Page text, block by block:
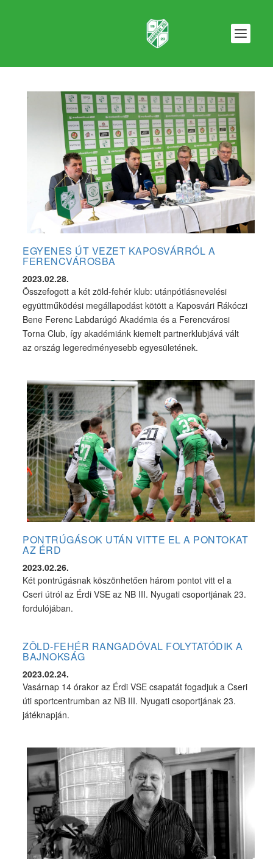
EGYENES ÚT VEZET KAPOSVÁRRÓL A
FERENCVÁROSBA
2023.02.28.
Összefogott a két zöld-fehér klub: utánpótlásnevelési
együttműködési megállapodást kötött a Kaposvári Rákóczi
Bene Ferenc Labdarúgó Akadémia és a Ferencvárosi
Torna Club, így akadémiánk kiemelt partnerklubjává vált
az ország legeredményesebb egyesületének.
PONTRÚGÁSOK UTÁN VITTE EL A PONTOKAT
AZ ÉRD
2023.02.26.
Két pontrúgásnak köszönhetően három pontot vitt el a
Cseri útról az Érdi VSE az NB III. Nyugati csoportjának 23.
fordulójában.
ZÖLD-FEHÉR RANGADÓVAL FOLYTATÓDIK A
BAJNOKSÁG
2023.02.24.
Vasárnap 14 órakor az Érdi VSE csapatát fogadjuk a Cseri
úti sportcentrumban az NB III. Nyugati csoportjának 23.
játéknapján.